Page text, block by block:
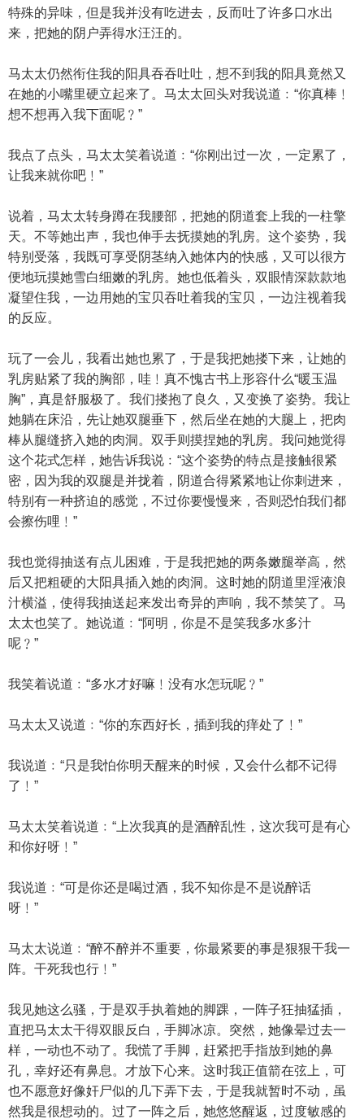
特殊的异味，但是我并没有吃进去，反而吐了许多口水出
来，把她的阴户弄得水汪汪的。
马太太仍然衔住我的阳具吞吞吐吐，想不到我的阳具竟然又
在她的小嘴里硬立起来了。马太太回头对我说道﹕“你真棒﹗
想不想再入我下面呢﹖”
我点了点头，马太太笑着说道﹕“你刚出过一次，一定累了，
让我来就你吧﹗”
说着，马太太转身蹲在我腰部，把她的阴道套上我的一柱擎
天。不等她出声，我也伸手去抚摸她的乳房。这个姿势，我
特别受落，我既可享受阴茎纳入她体内的快感，又可以很方
便地玩摸她雪白细嫩的乳房。她也低着头，双眼情深款款地
凝望住我，一边用她的宝贝吞吐着我的宝贝，一边注视着我
的反应。
玩了一会儿，我看出她也累了，于是我把她搂下来，让她的
乳房贴紧了我的胸部，哇﹗真不愧古书上形容什么“暖玉温
胸”，真是舒服极了。我们搂抱了良久，又变换了姿势。我让
她躺在床沿，先让她双腿垂下，然后坐在她的大腿上，把肉
棒从腿缝挤入她的肉洞。双手则摸捏她的乳房。我问她觉得
这个花式怎样，她告诉我说﹕“这个姿势的特点是接触很紧
密，因为我的双腿是并拢着，阴道合得紧紧地让你刺进来，
特别有一种挤迫的感觉，不过你要慢慢来，否则恐怕我们都
会擦伤哩﹗”
我也觉得抽送有点儿困难，于是我把她的两条嫩腿举高，然
后又把粗硬的大阳具插入她的肉洞。这时她的阴道里淫液浪
汁横溢，使得我抽送起来发出奇异的声响，我不禁笑了。马
太太也笑了。她说道﹕“阿明，你是不是笑我多水多汁
呢﹖”
我笑着说道﹕“多水才好嘛﹗没有水怎玩呢﹖”
马太太又说道﹕“你的东西好长，插到我的痒处了﹗”
我说道﹕“只是我怕你明天醒来的时候，又会什么都不记得
了﹗”
马太太笑着说道﹕“上次我真的是酒醉乱性，这次我可是有心
和你好呀﹗”
我说道﹕“可是你还是喝过酒，我不知你是不是说醉话
呀﹗”
马太太说道﹕“醉不醉并不重要，你最紧要的事是狠狠干我一
阵。干死我也行﹗”
我见她这么骚，于是双手执着她的脚踝，一阵子狂抽猛插，
直把马太太干得双眼反白，手脚冰凉。突然，她像晕过去一
样，一动也不动了。我慌了手脚，赶紧把手指放到她的鼻
孔，幸好还有鼻息。才放下心来。这时我正值箭在弦上，可
也不愿意好像奸尸似的几下弄下去，于是我就暂时不动，虽
然我是很想动的。过了一阵之后，她悠悠醒返，过度敏感的